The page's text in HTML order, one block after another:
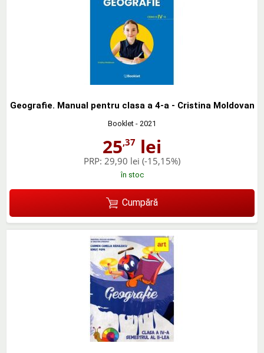
Geografie. Manual pentru clasa a 4-a - Cristina Moldovan
Booklet - 2021
25,37 lei
PRP: 29,90 lei (-15,15%)
în stoc
Cumpără